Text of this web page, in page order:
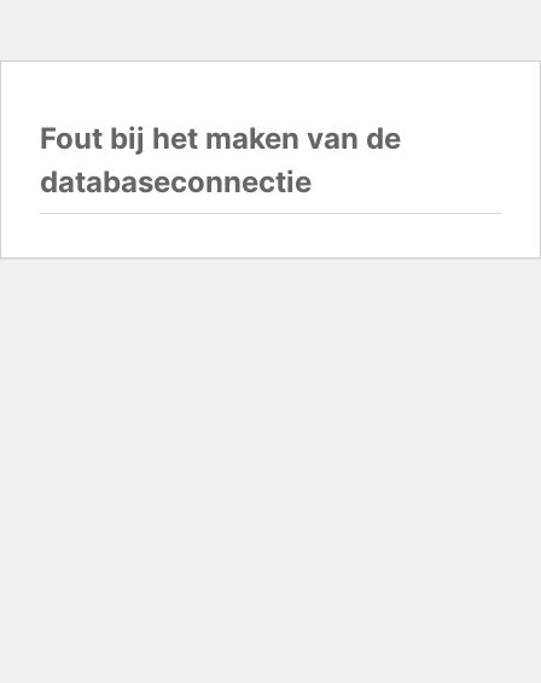
Fout bij het maken van de
databaseconnectie